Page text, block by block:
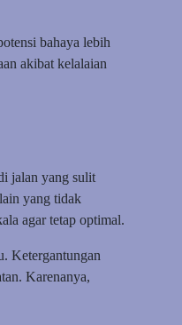
bahaya lebih
akibat kelalaian
jalan yang sulit
yang tidak
agar tetap optimal.
Ketergantungan
Karenanya,